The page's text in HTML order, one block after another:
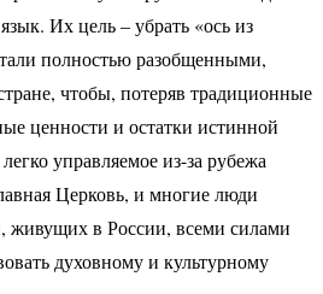
Их цель – убрать «ось из
полностью разобщенными,
чтобы, потеряв традиционные
ценности и остатки истинной
управляемое из-за рубежа
Церковь, и многие люди
живущих в России, всеми силами
духовному и культурному